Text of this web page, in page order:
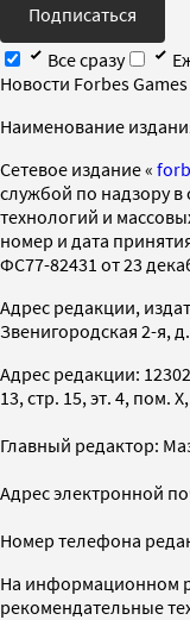
Подписаться
Все сразу
Новости Forbes Games
Наименование
Cетевое издание «
службой по надзору
технологий и
номер и дата
ФС77-82431 от 23
Адрес редакции,
Звенигородская 2-я,
Адрес редакции:
13, стр. 15, эт. 4, пом.
Главный редактор:
Адрес электронной
Номер телефона
На информационном
рекомендательные